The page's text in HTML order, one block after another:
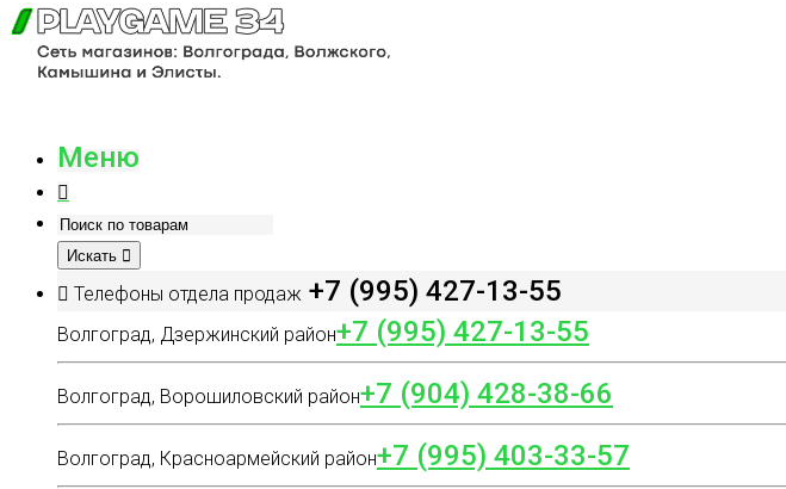
Меню
Искать
Телефоны отдела продаж +7 (995) 427-13-55
Волгоград, Дзержинский район+7 (995) 427-13-55
Волгоград, Ворошиловский район+7 (904) 428-38-66
Волгоград, Красноармейский район+7 (995) 403-33-57